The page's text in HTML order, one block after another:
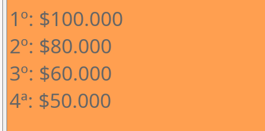
1º: $100.000
2º: $80.000
3º: $60.000
4ª: $50.000